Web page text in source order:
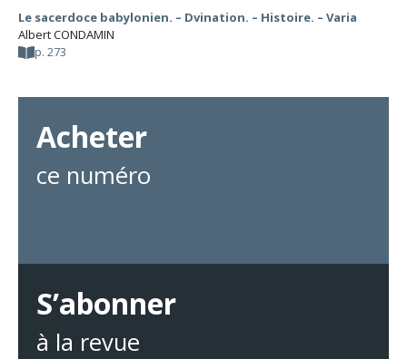
Le sacerdoce babylonien. – Dvination. – Histoire. – Varia
Albert CONDAMIN
p. 273
Acheter
ce numéro
S’abonner
à la revue